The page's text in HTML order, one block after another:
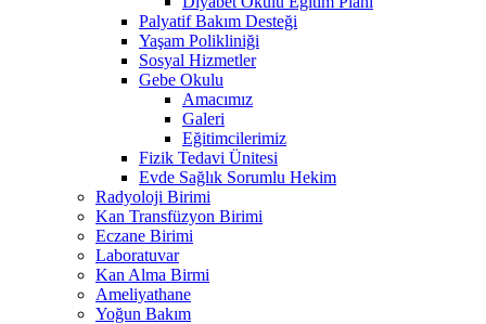
Palyatif Bakım Desteği
Yaşam Polikliniği
Sosyal Hizmetler
Gebe Okulu
Amacımız
Galeri
Eğitimcilerimiz
Fizik Tedavi Ünitesi
Evde Sağlık Sorumlu Hekim
Radyoloji Birimi
Kan Transfüzyon Birimi
Eczane Birimi
Laboratuvar
Kan Alma Birmi
Ameliyathane
Yoğun Bakım